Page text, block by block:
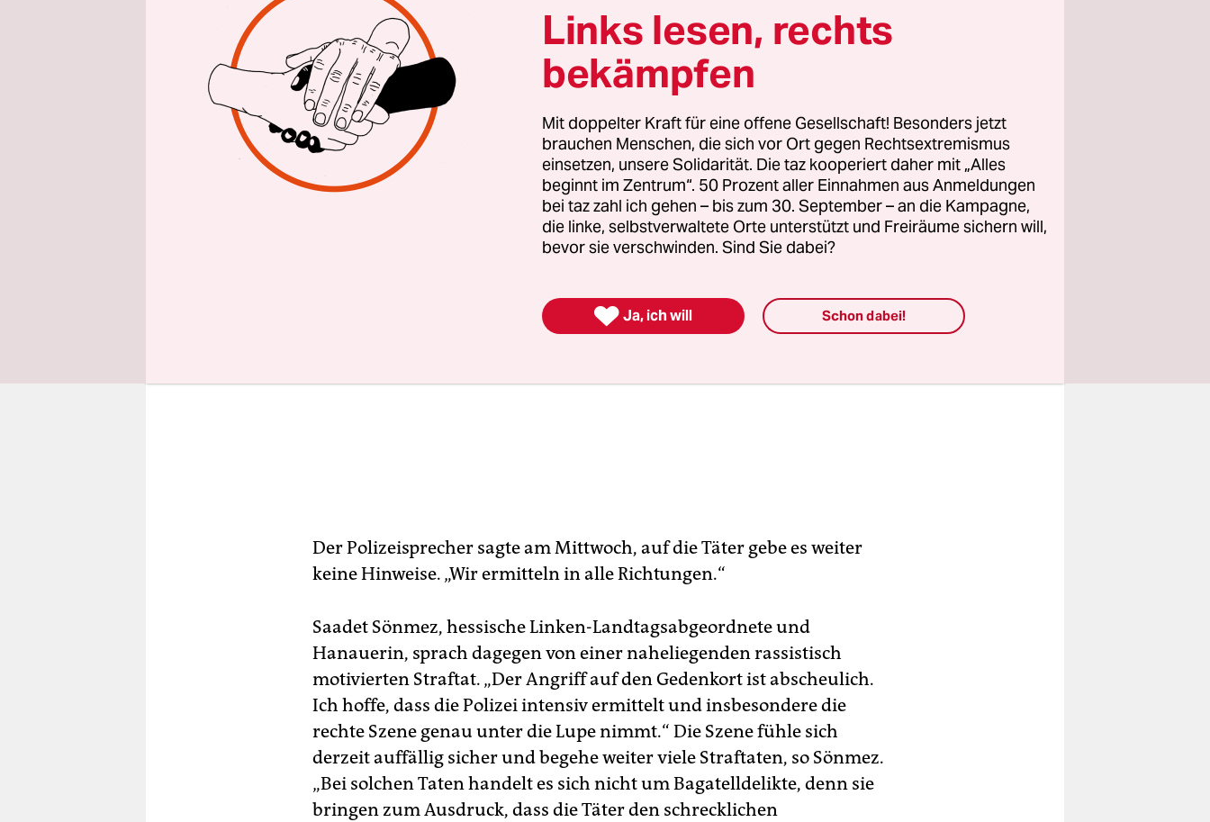
Der Schaden belaufe sich auf 1.500 Euro. Die Täter seien unbekannt.
Dieses Lokal ist jedoch die Arena Bar, wie ein Polizeisprecher der taz
bestätigt. Und damit
einer der Tatorte, an denen am 19. Februar
mehrere Menschen Opfer eines rassistischen Anschlags wurden. Ein
Ort, der bis heute auch Gedenkort ist, mit Blumen und Fotos der
Erschossenen vor der Tür.
Der Polizeisprecher sagte am Mittwoch, auf die Täter gebe es weiter
keine Hinweise. „Wir ermitteln in alle Richtungen.“
Saadet Sönmez, hessische Linken-Landtagsabgeordnete und
Hanauerin, sprach dagegen von einer naheliegenden rassistisch
motivierten Straftat. „Der Angriff auf den Gedenkort ist abscheulich.
Ich hoffe, dass die Polizei intensiv ermittelt und insbesondere die
rechte Szene genau unter die Lupe nimmt.“ Die Szene fühle sich
derzeit auffällig sicher und begehe weiter viele Straftaten, so Sönmez.
„Bei solchen Taten handelt es sich nicht um Bagatelldelikte, denn sie
bringen zum Ausdruck, dass die Täter den schrecklichen
Links lesen, rechts
bekämpfen
Mit doppelter Kraft für eine offene Gesellschaft! Besonders jetzt
brauchen Menschen, die sich vor Ort gegen Rechtsextremismus
einsetzen, unsere Solidarität. Die taz kooperiert daher mit „Alles
beginnt im Zentrum“. 50 Prozent aller Einnahmen aus Anmeldungen
bei taz zahl ich gehen – bis zum 30. September – an die Kampagne,
die linke, selbstverwaltete Orte unterstützt und Freiräume sichern will,
bevor sie verschwinden. Sind Sie dabei?
 Ja, ich will Schon dabei!